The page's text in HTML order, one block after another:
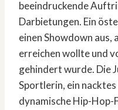
beeindruckende
Darbietungen. Ein
einen Showdown aus,
erreichen wollte und
gehindert wurde. Die
Sportlerin, ein nacktes
dynamische Hip-Hop-